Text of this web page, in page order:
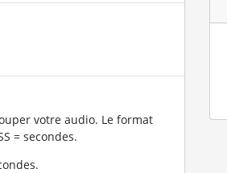
votre audio. Le format
= secondes.